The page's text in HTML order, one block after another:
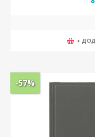
+
-57%